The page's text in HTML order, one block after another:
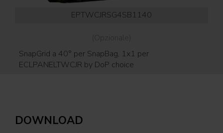
EPTWCJRSG4SB1140
(Opzionale)
SnapGrid a 40° per SnapBag, 1x1 per
ECLPANELTWCJR by DoP choice
DOWNLOAD